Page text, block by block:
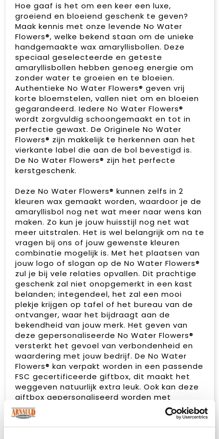
Hoe gaaf is het om een keer een luxe,
groeiend en bloeiend geschenk te geven?
Maak kennis met onze levende No Water
Flowers®, welke bekend staan om de unieke
handgemaakte wax amaryllisbollen. Deze
speciaal geselecteerde en geteste
amaryllisbollen hebben genoeg energie om
zonder water te groeien en te bloeien.
Authentieke No Water Flowers® geven vrij
korte bloemstelen, vallen niet om en bloeien
gegarandeerd. Iedere No Water Flowers®
wordt zorgvuldig schoongemaakt en tot in
perfectie gewaxt. De Originele No Water
Flowers® zijn makkelijk te herkennen aan het
vierkante label die aan de bol bevestigd is.
De No Water Flowers® zijn het perfecte
kerstgeschenk.
Deze No Water Flowers® kunnen zelfs in 2
kleuren wax gemaakt worden, waardoor je de
amaryllisbol nog net wat meer naar wens kan
maken. Zo kun je jouw huisstijl nog net wat
meer uitstralen. Het is wel belangrijk om na te
vragen bij ons of jouw gewenste kleuren
combinatie mogelijk is. Met het plaatsen van
jouw logo of slogan op de No Water Flowers®
zul je bij vele relaties opvallen. Dit prachtige
geschenk zal niet onopgemerkt in een kast
belanden; integendeel, het zal een mooi
plekje krijgen op tafel of het bureau van de
ontvanger, waar het bijdraagt aan de
bekendheid van jouw merk. Het geven van
deze gepersonaliseerde No Water Flowers®
versterkt het gevoel van verbondenheid en
waardering met jouw bedrijf. De No Water
Flowers® kan verpakt worden in een passende
FSC gecertificeerde giftbox, dit maakt het
weggeven natuurlijk extra leuk. Ook kan deze
giftbox gepersonaliseerd worden met
achterkaart helemaal in jouw stijl. Zo kan je
jouw kerstgroet, huisstijl of boodschap extra
goed overbrengen. Dit is een losse kaart, die